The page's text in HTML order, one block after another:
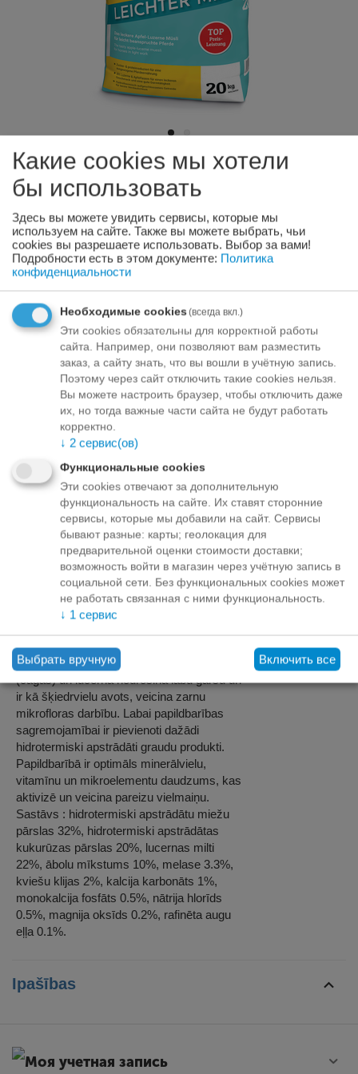
Josera Petfood Josera zirgiem Leichter
Mix 20 kg
Нет в наличии
Свяжитесь
с нами
продуктa
_pdeltime_25:
Teavitage mind, kui toode on laos
Отложить
Варианты оплаты
Apraksts
Musli tipa papildbarība ar samazinātu
enerģijas, cukuru un proteīna daudzumu,
paredzēta zirgiem ganību periodā, zirgiem
īpatsvars), un kā gremošanas sistēmu
aizsargājoša papildbarība. Ābolu mīkstums
(čagas) un lucerna nodrošina labu garšu un
ir kā šķiedrvielu avots, veicina zarnu
mikrofloras darbību. Labai papildbarības
sagremojamībai ir pievienoti dažādi
hidrotermiski apstrādāti graudu produkti.
Papildbarībā ir optimāls minerālvielu,
vitamīnu un mikroelementu daudzums, kas
aktivizē un veicina pareizu vielmaiņu.
Sastāvs : hidrotermiski apstrādātu miežu
pārslas 32%, hidrotermiski apstrādātas
kukurūzas pārslas 20%, lucernas milti
22%, ābolu mīkstums 10%, melase 3.3%,
kviešu klijas 2%, kalcija karbonāts 1%,
monokalcija fosfāts 0.5%, nātrija hlorīds
0.5%, magnija oksīds 0.2%, rafinēta augu
eļļa 0.1%.
Ipašības
Моя учетная запись
Какие cookies мы хотели
бы использовать
Здесь вы можете увидить сервисы, которые мы
используем на сайте. Также вы можете выбрать, чьи
cookies вы разрешаете использовать. Выбор за вами!
Подробности есть в этом документе: Политика
конфиденциальности
Необходимые cookies(всегда вкл.)
Эти cookies обязательны для корректной работы
сайта. Например, они позволяют вам разместить
заказ, а сайту знать, что вы вошли в учётную запись.
Поэтому через сайт отключить такие cookies нельзя.
Вы можете настроить браузер, чтобы отключить даже
их, но тогда важные части сайта не будут работать
корректно.
↓ 2 сервис(ов)
Функциональные cookies
Эти cookies отвечают за дополнительную
функциональность на сайте. Их ставят сторонние
сервисы, которые мы добавили на сайт. Сервисы
бывают разные: карты; геолокация для
предварительной оценки стоимости доставки;
возможность войти в магазин через учётную запись в
социальной сети. Без функциональных cookies может
не работать связанная с ними функциональность.
↓ 1 сервис
Выбрать вручную Включить все